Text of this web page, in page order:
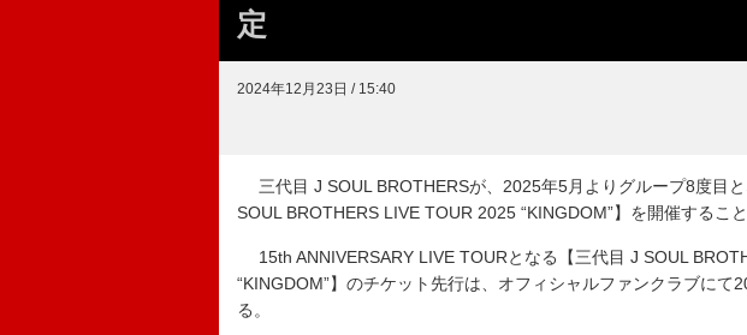
定
2024年12月23日 / 15:40
三代目 J SOUL BROTHERSが、2025年5月よりグループ8度目
SOUL BROTHERS LIVE TOUR 2025 “KINGDOM”】を開催するこ
15th ANNIVERSARY LIVE TOURとなる【三代目 J SOUL
“KINGDOM”】のチケット先行は、オフィシャルファンクラブにて
る。